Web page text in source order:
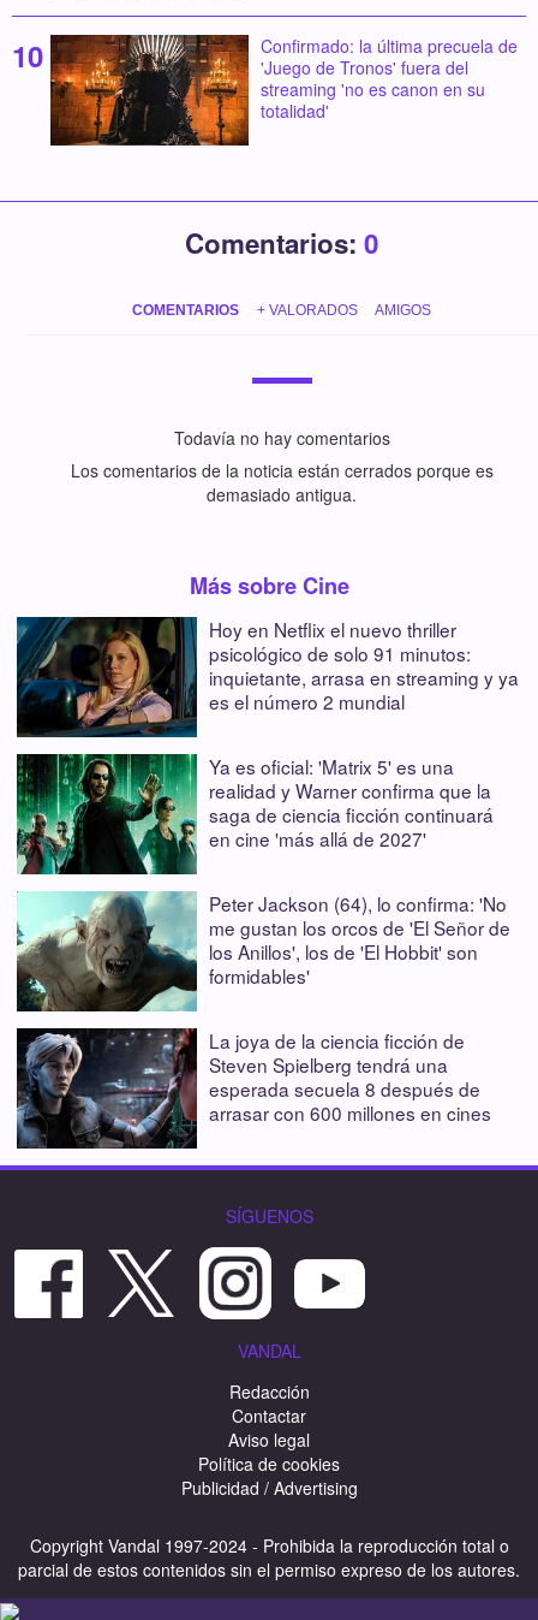
Confirmado: la última precuela de
'Juego de Tronos' fuera del
streaming 'no es canon en su
totalidad'
Comentarios: 0
COMENTARIOS + VALORADOS AMIGOS
Todavía no hay comentarios
Los comentarios de la noticia están cerrados porque es
demasiado antigua.
Más sobre Cine
Hoy en Netflix el nuevo thriller
psicológico de solo 91 minutos:
inquietante, arrasa en streaming y ya
es el número 2 mundial
Ya es oficial: 'Matrix 5' es una
realidad y Warner confirma que la
saga de ciencia ficción continuará
en cine 'más allá de 2027'
Peter Jackson (64), lo confirma: 'No
me gustan los orcos de 'El Señor de
los Anillos', los de 'El Hobbit' son
formidables'
La joya de la ciencia ficción de
Steven Spielberg tendrá una
esperada secuela 8 después de
arrasar con 600 millones en cines
SÍGUENOS
VANDAL
Redacción
Contactar
Aviso legal
Política de cookies
Publicidad / Advertising
Copyright Vandal 1997-2024 - Prohibida la reproducción total o
parcial de estos contenidos sin el permiso expreso de los autores.